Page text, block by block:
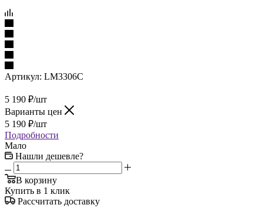
Артикул: LM3306C
5 190 ₽/шт
Варианты цен
5 190 ₽/шт
Подробности
Мало
Нашли дешевле?
В корзину
Купить в 1 клик
Рассчитать доставку